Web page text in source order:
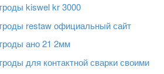
kiswel kr 3000
restaw официальный сайт
ано 21 2мм
для контактной сварки своими